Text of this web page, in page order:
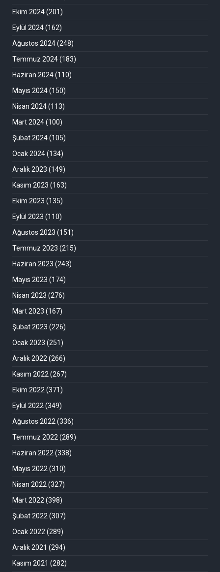
Ekim 2024(201)
Eylül 2024(162)
Ağustos 2024(248)
Temmuz 2024(183)
Haziran 2024(110)
Mayıs 2024(150)
Nisan 2024(113)
Mart 2024(100)
Şubat 2024(105)
Ocak 2024(134)
Aralık 2023 (149)
Kasım 2023 (163)
Ekim 2023 (135)
Eylül 2023 (110)
Ağustos 2023 (151)
Temmuz 2023 (215)
Haziran 2023 (243)
Mayıs 2023 (174)
Nisan 2023 (276)
Mart 2023 (167)
Şubat 2023 (226)
Ocak 2023 (251)
Aralık 2022(266)
Kasım 2022(267)
Ekim 2022(371)
Eylül 2022(349)
Ağustos 2022(336)
Temmuz 2022(289)
Haziran 2022(338)
Mayıs 2022(310)
Nisan 2022(327)
Mart 2022(398)
Şubat 2022(307)
Ocak 2022(289)
Aralık 2021 (294)
Kasım 2021 (282)